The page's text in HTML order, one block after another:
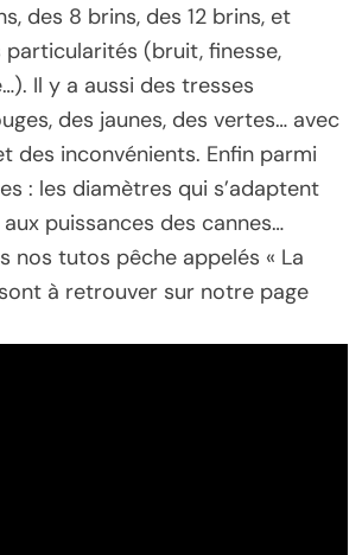
des 8 brins, des 12 brins, et
(bruit, finesse,
Il y a aussi des tresses
des jaunes, des vertes… avec
des inconvénients. Enfin parmi
: les diamètres qui s’adaptent
puissances des cannes…
nos tutos pêche appelés « La
à retrouver sur notre page